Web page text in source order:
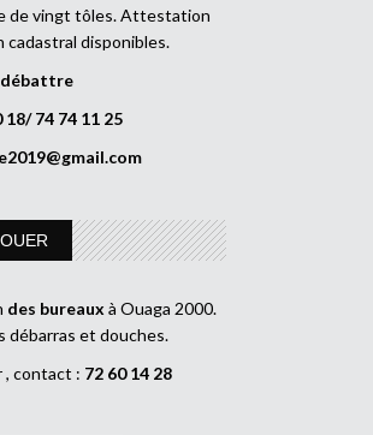
de vingt tôles. Attestation
cadastral disponibles.
débattre
18/ 74 74 11 25
des bureaux à Ouaga 2000.
débarras et douches.
, contact : 72 60 14 28